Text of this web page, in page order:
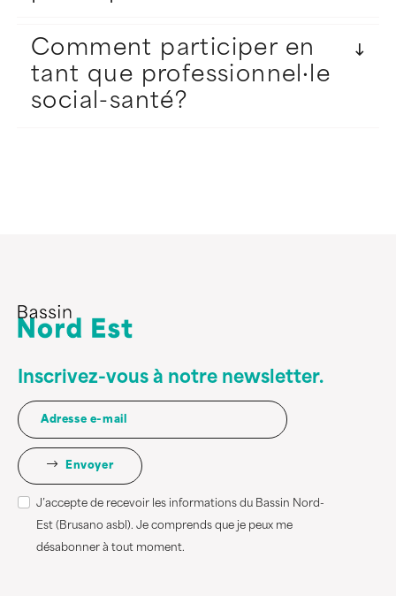
Comment participer en
tant que professionnel·le
social-santé?
Inscrivez-vous à notre newsletter.
Envoyer
J’accepte de recevoir les informations du Bassin Nord-
Est (Brusano asbl). Je comprends que je peux me
désabonner à tout moment.